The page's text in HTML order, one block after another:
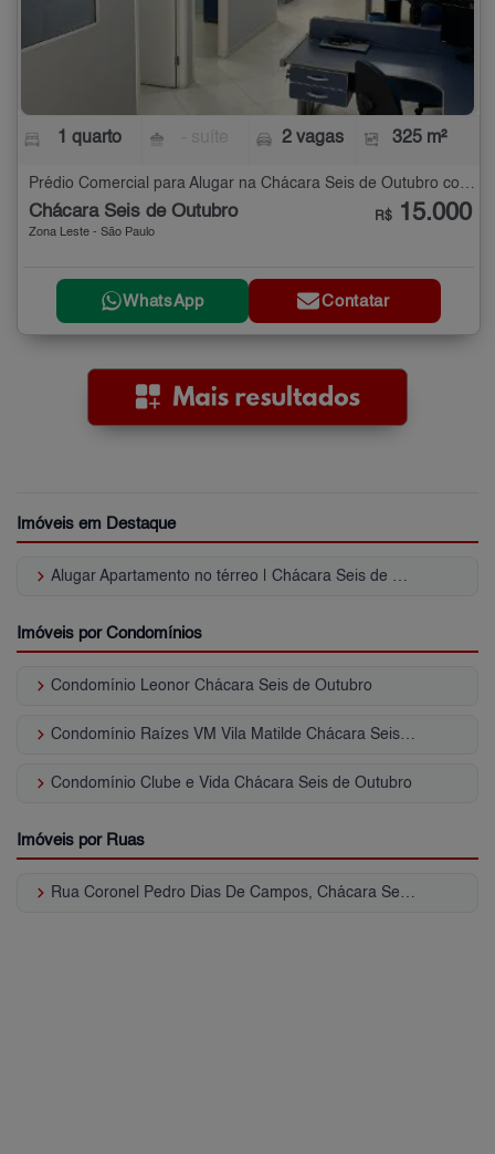
1 quarto 2 vagas 325 m²
Prédio Comercial para Alugar na Chácara Seis de Outubro com 1 quarto - 325 m²
Chácara Seis de Outubro
Zona Leste - São Paulo
R$ 15.000
WhatsApp Contatar
Imóveis em Destaque
keyboard_arrow_right Alugar Apartamento no térreo | Chácara Seis de Outubro
Imóveis por Condomínios
keyboard_arrow_right Condomínio Leonor Chácara Seis de Outubro
keyboard_arrow_right Condomínio Raízes VM Vila Matilde Chácara Seis de Outubro
keyboard_arrow_right Condomínio Clube e Vida Chácara Seis de Outubro
Imóveis por Ruas
keyboard_arrow_right Rua Coronel Pedro Dias De Campos, Chácara Seis de Outubro